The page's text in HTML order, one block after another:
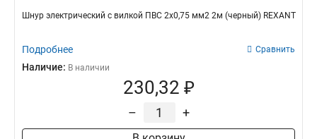
Шнур электрический с вилкой ПВС 2х0,75 мм2 2м (черный) REXANT
Подробнее Сравнить
Наличие: В наличии
230,32 ₽
– +